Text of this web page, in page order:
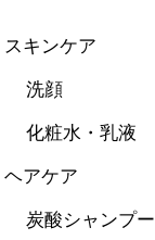
スキンケア
洗顔
化粧水・乳液
ヘアケア
炭酸シャンプー